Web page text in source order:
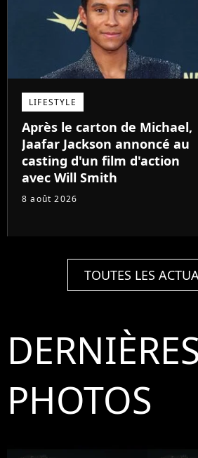
LIFESTYLE
Après le carton de Michael,
Jaafar Jackson annoncé au
casting d'un film d'action
avec Will Smith
8 août 2026
TOUTES LES
DERNIÈRES
PHOTOS